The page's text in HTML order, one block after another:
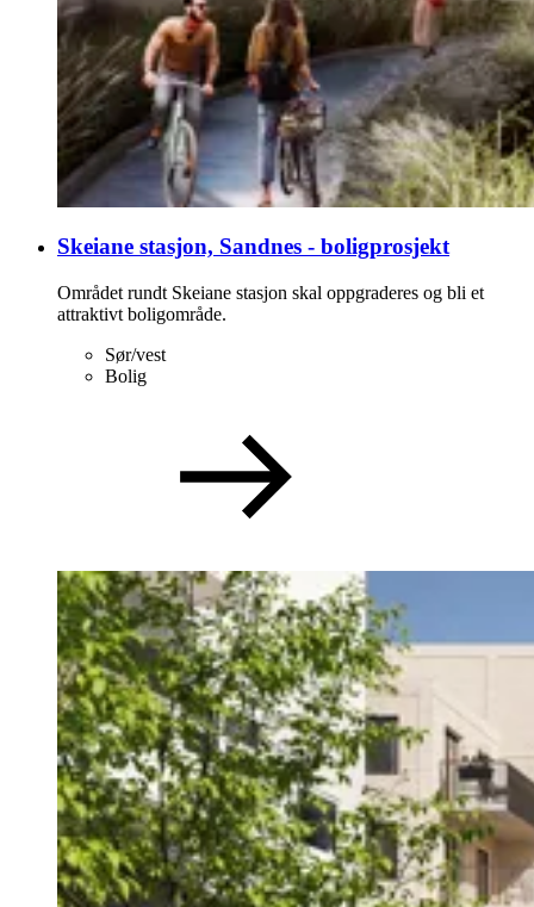
Skeiane stasjon, Sandnes - boligprosjekt
Området rundt Skeiane stasjon skal oppgraderes og bli et
attraktivt boligområde.
Sør/vest
Bolig